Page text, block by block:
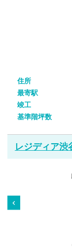
住所
最寄駅
竣工
基準階坪数
レジディア渋